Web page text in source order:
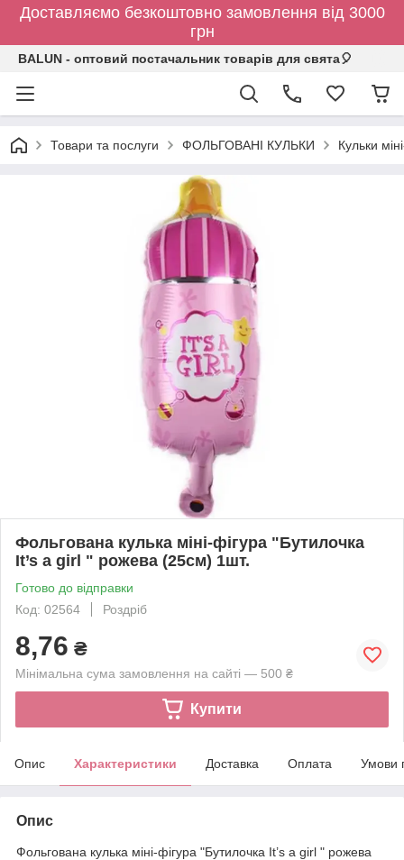
Доставляємо безкоштовно замовлення від 3000
грн
BALUN - оптовий постачальник товарів для свята🎈
Товари та послуги ФОЛЬГОВАНІ КУЛЬКИ Кульки
Фольгована кулька міні-фігура "Бутилочка
It’s a girl " рожева (25см) 1шт.
Готово до відправки
Код: 02564
Роздріб
8,76 ₴
Мінімальна сума замовлення на сайті — 500 ₴
Купити
Опис Характеристики Доставка Оплата Умови
Опис
Фольгована кулька міні-фігура "Бутилочка It’s a girl " рожева